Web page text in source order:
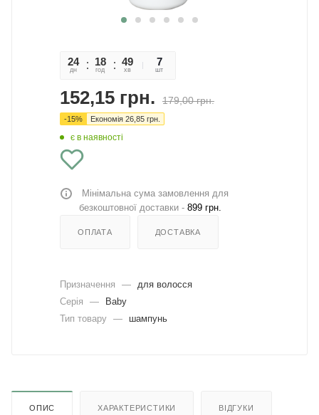
24
дн
18
год
49
хв
26
сек
7
шт
152,15 грн. 179,00грн.
-15% Економія 26,85 грн.
є в наявності
Мінімальна сума замовлення для
безкоштовної доставки - 899 грн.
ОПЛАТА ДОСТАВКА
Призначення —
для волосся
Серія
—
Baby
Тип товару — шампунь
ОПИС ХАРАКТЕРИСТИКИ ВІДГУКИ